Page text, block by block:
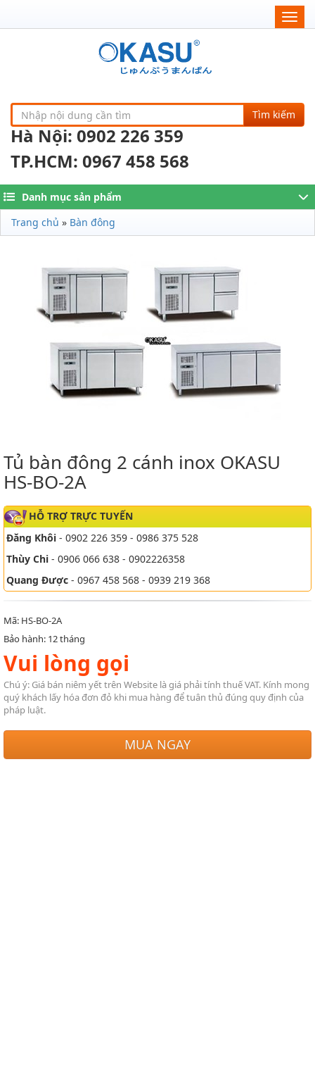
Tìm kiếm
Hà Nội: 0902 226 359
TP.HCM: 0967 458 568
Danh mục sản phẩm
Trang chủ » Bàn đông
Tủ bàn đông 2 cánh inox OKASU
HS-BO-2A
HỖ TRỢ TRỰC TUYẾN
Đăng Khôi - 0902 226 359 - 0986 375 528
Thùy Chi - 0906 066 638 - 0902226358
Quang Được - 0967 458 568 - 0939 219 368
Mã: HS-BO-2A
Bảo hành: 12 tháng
Vui lòng gọi
Chú ý: Giá bán niêm yết trên Website là giá phải tính thuế VAT. Kính mong
quý khách lấy hóa đơn đỏ khi mua hàng để tuân thủ đúng quy định của
pháp luật.
MUA NGAY